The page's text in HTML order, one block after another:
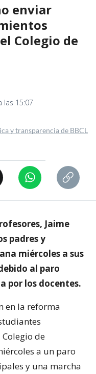
enviar
Colegio de
las 15:07
y transparencia de BBCL
Jaime
padres y
miércoles a sus
al paro
por los docentes.
en la reforma
de
a un paro
y una marcha